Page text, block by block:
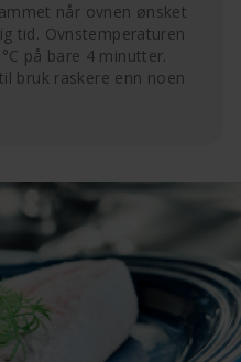
når ovnen ønsket
tid. Ovnstemperaturen
på bare 4 minutter.
bruk raskere enn noen